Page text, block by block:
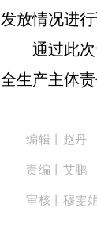
发放情况进
通过此
全生产主体
编辑丨赵丹
责编丨艾鹏
审核丨穆雯